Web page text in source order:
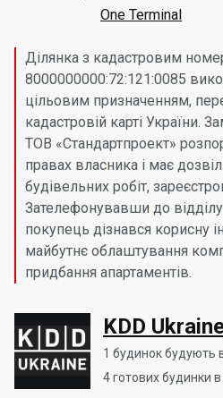
Ділянка з кадастровим
8000000000:72:121:0085
цільовим призначенням,
кадастровій карті України.
ТОВ «Стандартпроект»
правах власника і має
будівельних робіт,
Зателефонувавши до
покупець дізнався корисну
майбутнє облаштування
придбання апартаментів.
KDD
1 будинок будують
4готових будинки
One Terminal